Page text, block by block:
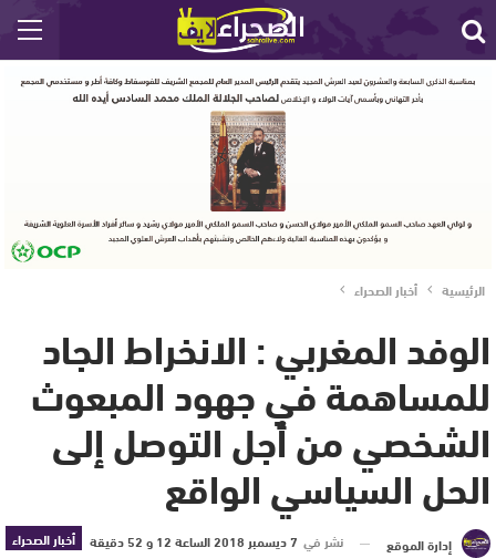
الرئيسية أخبار الصحراء
الوفد المغربي : الانخراط الجاد
للمساهمة في جهود المبعوث
الشخصي من أجل التوصل إلى
الحل السياسي الواقع
أخبار الصحراء إدارة الموقع نشر في 7 ديسمبر 2018 الساعة 12 و 52 دقيقة